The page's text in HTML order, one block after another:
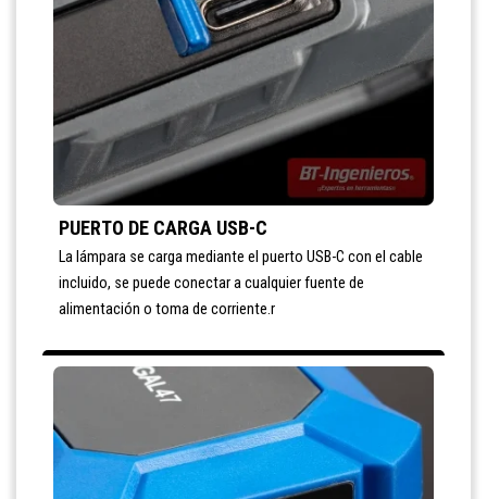
PUERTO DE CARGA USB-C
La lámpara se carga mediante el puerto USB-C con el cable
incluido, se puede conectar a cualquier fuente de
alimentación o toma de corriente.r